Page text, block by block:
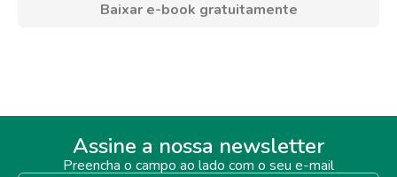
Baixar e-book gratuitamente
Assine a nossa newsletter
Preencha o campo ao lado com o seu e-mail